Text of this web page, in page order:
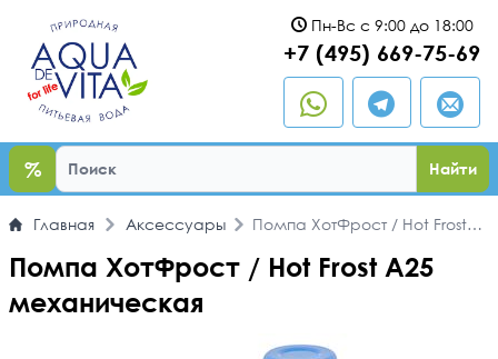
Пн-Вс с 9:00 до 18:00
+7 (495) 669-75-69
% Найти
Главная Аксессуары
Помпа ХотФрост / Hot Frost
Помпа ХотФрост / Hot Frost A25
механическая